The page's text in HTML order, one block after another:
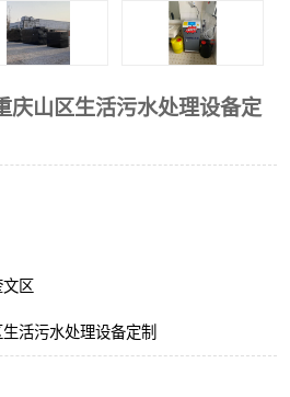
庆山区生活污水处理设备定
文区
活污水处理设备定制